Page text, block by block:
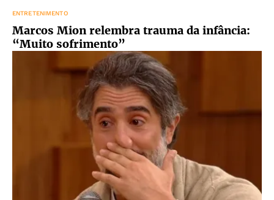
ENTRETENIMENTO
Marcos Mion relembra trauma da infância:
“Muito sofrimento”